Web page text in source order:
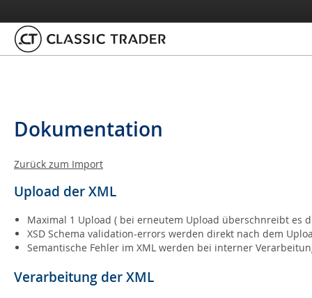
Dokumentation
Zurück zum Import
Upload der XML
Maximal 1 Upload ( bei erneutem Upload überschnreibt es
XSD Schema validation-errors werden direkt nach dem
Semantische Fehler im XML werden bei interner
Verarbeitung der XML